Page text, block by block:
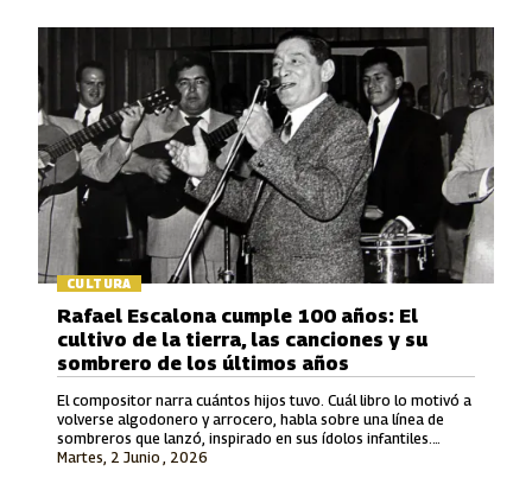
CULTURA
Martes, 2 Junio , 2026
Rafael Escalona cumple 100 años: El
cultivo de la tierra, las canciones y su
sombrero de los últimos años
El compositor narra cuántos hijos tuvo. Cuál libro lo motivó a
volverse algodonero y arrocero, habla sobre una línea de
sombreros que lanzó, inspirado en sus ídolos infantiles.
También recuerda lo que le ofrecieron por hacerle una